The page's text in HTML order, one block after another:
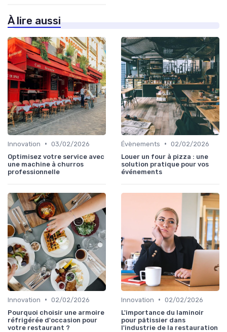
À lire aussi
Innovation • 03/02/2026
Optimisez votre service avec
une machine à churros
professionnelle
Évènements • 02/02/2026
Louer un four à pizza : une
solution pratique pour vos
événements
Innovation • 02/02/2026
Pourquoi choisir une armoire
réfrigérée d'occasion pour
votre restaurant ?
Innovation • 02/02/2026
L'importance du laminoir
pour pâtissier dans
l'industrie de la restauration